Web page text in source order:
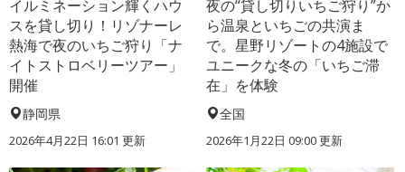
イルミネーション輝くハウ
スを貸し切り！リゾナーレ
熱海で夜のいちご狩り「ナ
イトストロベリーツアー」
開催
静岡県
2026年4月22日 16:01 更新
夜の“貸し切りいちご狩り”か
ら温泉といちごの共演ま
で。星野リゾートの4施設で
ユニークな冬の「いちご滞
在」を体験
全国
2026年1月22日 09:00 更新